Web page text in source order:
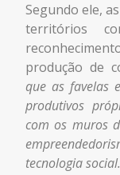
Segundo ele,
territórios
produção de
que as favelas
produtivos
com os muros
tecnologia